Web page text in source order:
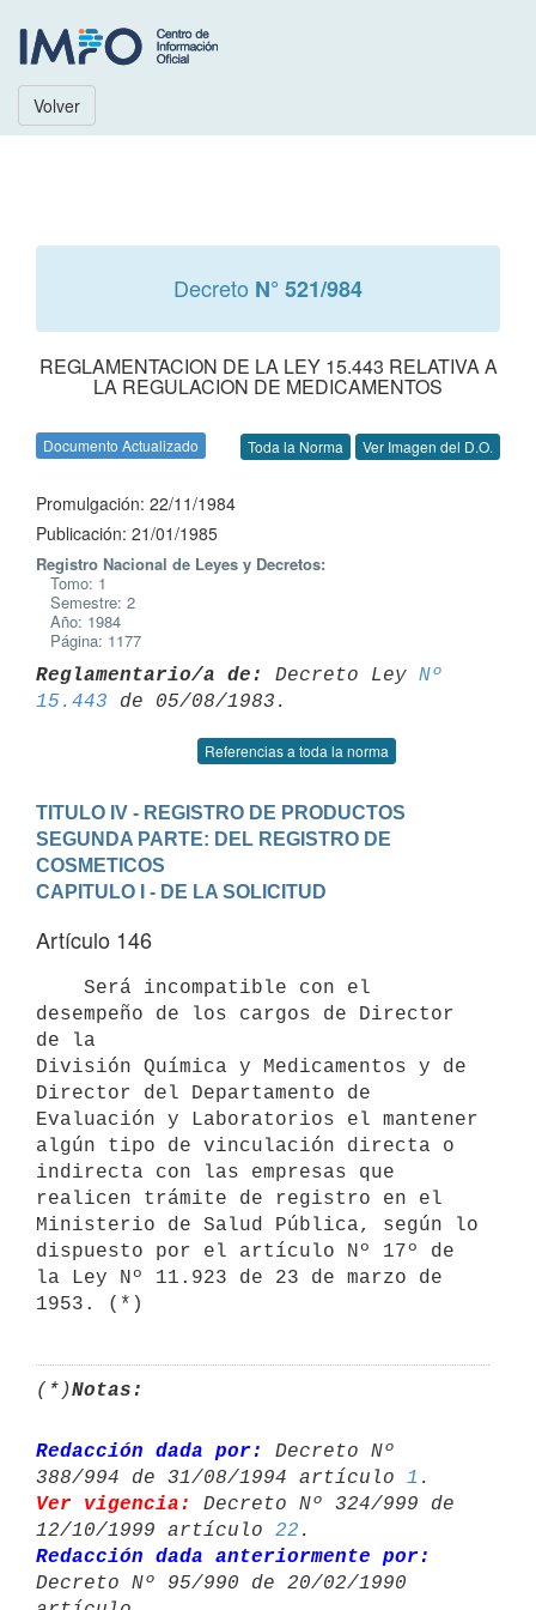
Volver
Decreto N° 521/984
REGLAMENTACION DE LA LEY 15.443 RELATIVA A
LA REGULACION DE MEDICAMENTOS
Documento Actualizado Toda la Norma Ver Imagen del D.O.
Promulgación: 22/11/1984
Publicación: 21/01/1985
Registro Nacional de Leyes y Decretos:
Tomo: 1
Semestre: 2
Año: 1984
Página: 1177
Reglamentario/a de: Decreto Ley Nº
15.443
Referencias a toda la norma
TITULO IV - REGISTRO DE PRODUCTOS
SEGUNDA PARTE: DEL REGISTRO DE
COSMETICOS
CAPITULO I - DE LA SOLICITUD
Artículo 146
desempeño de los cargos de Director
de la
División Química y Medicamentos y de
Director del Departamento de
Evaluación y Laboratorios el mantener
algún tipo de vinculación directa o
indirecta con las empresas que
realicen trámite de registro en el
Ministerio de Salud Pública, según lo
dispuesto por el artículo Nº 17º de
la Ley Nº 11.923 de 23 de marzo de
(*)Notas:
Redacción dada por:
Decreto Nº
388/994 de 31/08/1994 artículo 1
Ver vigencia:
Decreto Nº 324/999 de
12/10/1999 artículo 22
Redacción dada anteriormente por:
Decreto Nº 95/990 de 20/02/1990